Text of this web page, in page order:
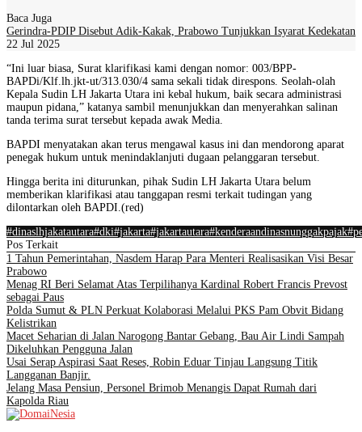
Baca Juga
Gerindra-PDIP Disebut Adik-Kakak, Prabowo Tunjukkan Isyarat Kedekatan
22 Jul 2025
“Ini luar biasa, Surat klarifikasi kami dengan nomor: 003/BPP-
BAPDi/Klf.lh.jkt-ut/313.030/4 sama sekali tidak direspons. Seolah-olah
Kepala Sudin LH Jakarta Utara ini kebal hukum, baik secara administrasi
maupun pidana,” katanya sambil menunjukkan dan menyerahkan salinan
tanda terima surat tersebut kepada awak Media.
BAPDI menyatakan akan terus mengawal kasus ini dan mendorong aparat
penegak hukum untuk menindaklanjuti dugaan pelanggaran tersebut.
Hingga berita ini diturunkan, pihak Sudin LH Jakarta Utara belum
memberikan klarifikasi atau tanggapan resmi terkait tudingan yang
dilontarkan oleh BAPDI.(red)
#dinaslhjakatautara#dki#jakarta#jakartautara#kenderaandinasnunggakpajak
Pos Terkait
1 Tahun Pemerintahan, Nasdem Harap Para Menteri Realisasikan Visi Besar
Prabowo
Menag RI Beri Selamat Atas Terpilihanya Kardinal Robert Francis Prevost
sebagai Paus
Polda Sumut & PLN Perkuat Kolaborasi Melalui PKS Pam Obvit Bidang
Kelistrikan
Macet Seharian di Jalan Narogong Bantar Gebang, Bau Air Lindi Sampah
Dikeluhkan Pengguna Jalan
Usai Serap Aspirasi Saat Reses, Robin Eduar Tinjau Langsung Titik
Langganan Banjir.
Jelang Masa Pensiun, Personel Brimob Menangis Dapat Rumah dari
Kapolda Riau